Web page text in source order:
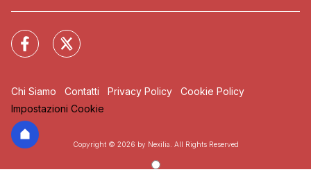
Chi Siamo Contatti Privacy Policy
Cookie Policy
Impostazioni Cookie
Copyright © 2026 by Nexilia. All Rights Reserved